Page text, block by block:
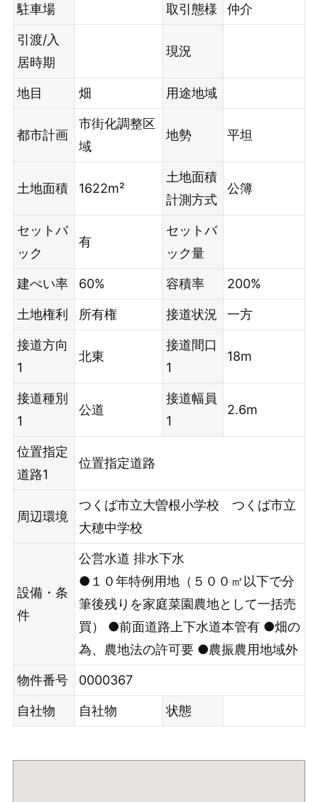
駐車場 取引態様 仲介
引渡/入
居時期
現況
地目 畑 用途地域
都市計画
市街化調整区
域
地勢 平坦
土地面積 1622m²
土地面積
計測方式
公簿
セットバ
ック
有
セットバ
ック量
建ぺい率 60% 容積率 200%
土地権利 所有権 接道状況 一方
接道方向
1
北東
接道間口
1
18m
接道種別
1
公道
接道幅員
1
2.6m
位置指定
道路1
位置指定道路
周辺環境
つくば市立大曽根小学校 つくば市立
大穂中学校
設備・条
件
公営水道 排水下水
●１０年特例用地（５００㎡以下で分
筆後残りを家庭菜園農地として一括売
買） ●前面道路上下水道本管有 ●畑の
為、農地法の許可要 ●農振農用地域外
物件番号 0000367
自社物 自社物 状態